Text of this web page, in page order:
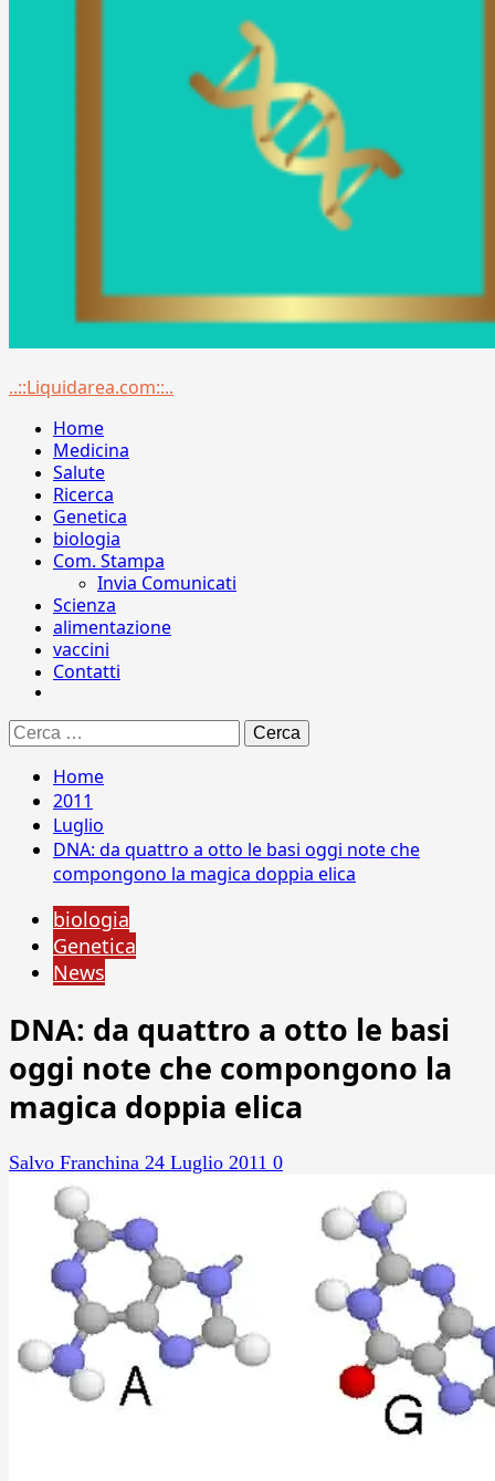
Menu
..::Liquidarea.com::..
Home
Medicina
Salute
Ricerca
Genetica
biologia
Com. Stampa
Invia Comunicati
Scienza
alimentazione
vaccini
Contatti
Ricerca
per:
Home
2011
Luglio
DNA: da quattro a otto le basi oggi note che
compongono la magica doppia elica
biologia
Genetica
News
DNA: da quattro a otto le basi
oggi note che compongono la
magica doppia elica
Salvo Franchina 24 Luglio 2011 0